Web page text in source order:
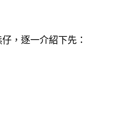
，逐一介紹下先：